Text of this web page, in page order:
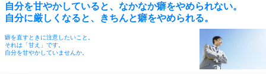
自分を甘やかしていると、なかなか癖をやめられない。
自分に厳しくなると、きちんと癖をやめられる。
癖を直すときに注意したいこと。
それは「甘え」です。
自分を甘やかしていませんか。